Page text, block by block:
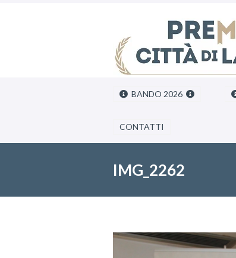
BANDO 2026
CONTATTI
IMG_2262